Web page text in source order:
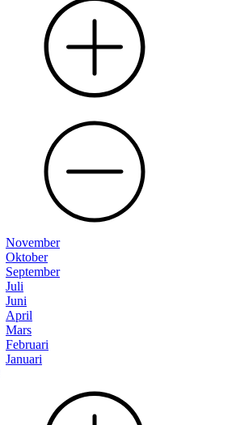
November
Oktober
September
Juli
Juni
April
Mars
Februari
Januari